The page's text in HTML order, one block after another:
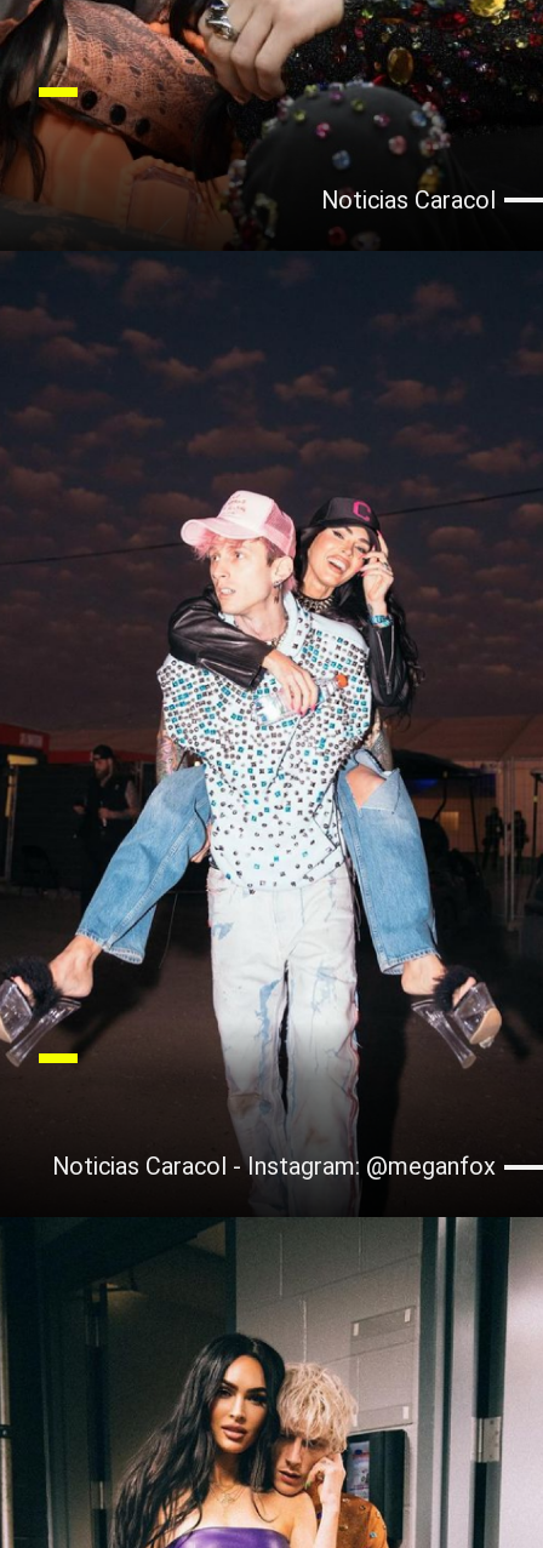
Noticias Caracol
Noticias Caracol - Instagram: @meganfox